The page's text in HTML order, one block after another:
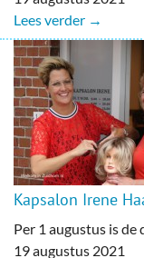
Lees verder →
Kapsalon Irene
Per 1 augustus is
19 augustus 2021